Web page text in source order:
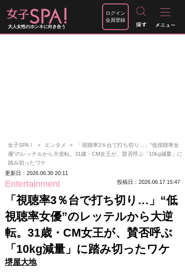
大人女性のホンネに向き合う
ログイン
会員登録
女子SPA！ エンタメ
「視聴率3％台で打ち切り…」“低視聴率女
優”のレッテルから大逆転。31歳・CM女王が、賛否呼ぶ「10kg減量」に
踏み切ったワケ
更新日：2026.06.30 20:11
Entertainment 投稿日：2026.06.17 15:47
「視聴率3％台で打ち切り…」“低
視聴率女優”のレッテルから大逆
転。31歳・CM女王が、賛否呼ぶ
「10kg減量」に踏み切ったワケ
堺屋大地